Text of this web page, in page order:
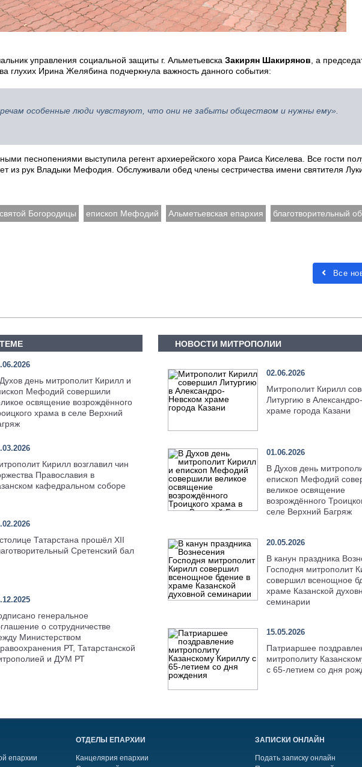
управления социальной защиты г. Альметьевска Закирян Шакирянов, а
глухих Ирина Желябина подчеркнула важность данного события:
особенные люди чувствуют, что они не забыты обществом и нужны ему».
песнопениями выступила регент архиерейского хора Раиса Киселева. Все гости
из рук Владыки Мефодия. Обслуживали обед члены сестричества имени святителя
Богородицы епископ Мефодий Альметьевская епархия благотворительный
Все
день митрополит Кирилл и
Мефодий совершили
освящение возрождённого
храма в селе Верхний
Кирилл возглавил чин
Православия в
кафедральном соборе
Татарстана прошёл XII
Сретенский бал
генеральное
о сотрудничестве
Министерством
РТ, Татарстанской
и ДУМ РТ
НОВОСТИ МИТРОПОЛИИ
02.06.2026
Митрополит Кирилл
Литургию в
храме города Казани
01.06.2026
В Духов день
епископ Мефодий
великое освящение
возрождённого
селе Верхний Багряж
20.05.2026
В канун праздника
Господня митрополит
совершил всенощное
храме Казанской
семинарии
15.05.2026
Патриаршее
митрополиту
с 65-летием со дня
епархии
ОТДЕЛЫ ЕПАРХИИ
Канцелярия епархии
ЗАПИСКИ ОНЛАЙН
Подать записку онлайн